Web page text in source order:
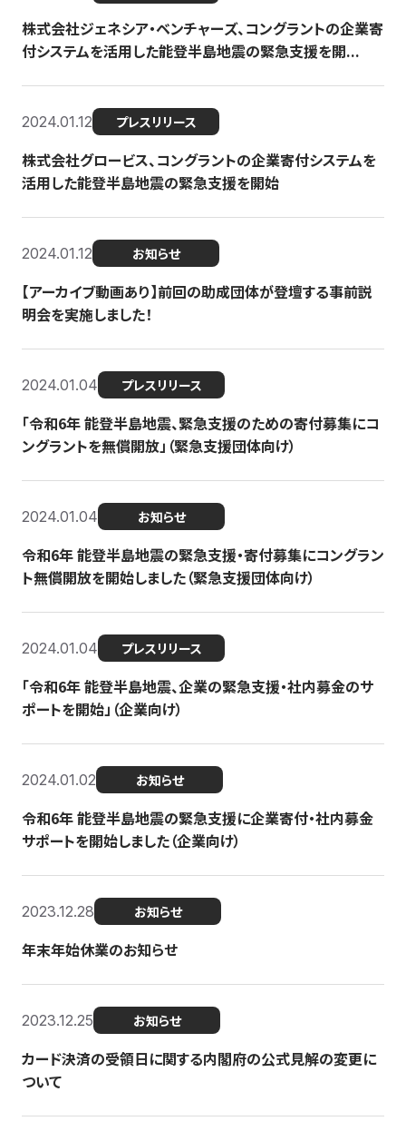
株式会社ジェネシア・ベンチャーズ、コングラントの企業寄
付システムを活用した能登半島地震の緊急支援を開...
2024.01.12 プレスリリース
株式会社グロービス、コングラントの企業寄付システムを
活用した能登半島地震の緊急支援を開始
2024.01.12 お知らせ
【アーカイブ動画あり】前回の助成団体が登壇する事前説
明会を実施しました！
2024.01.04 プレスリリース
「令和6年 能登半島地震、緊急支援のための寄付募集にコ
ングラントを無償開放」（緊急支援団体向け）
2024.01.04 お知らせ
令和6年 能登半島地震の緊急支援・寄付募集にコングラン
ト無償開放を開始しました（緊急支援団体向け）
2024.01.04 プレスリリース
「令和6年 能登半島地震、企業の緊急支援・社内募金のサ
ポートを開始」（企業向け）
2024.01.02 お知らせ
令和6年 能登半島地震の緊急支援に企業寄付・社内募金
サポートを開始しました（企業向け）
2023.12.28 お知らせ
年末年始休業のお知らせ
2023.12.25 お知らせ
カード決済の受領日に関する内閣府の公式見解の変更に
ついて